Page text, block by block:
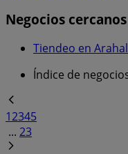
Negocios cercanos
Tiendeo en Arahal
Índice de
12345
... 23